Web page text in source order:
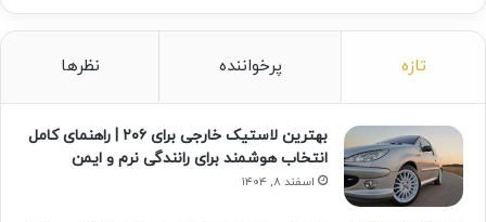
تازه پرخواننده نظرها
بهترین لاستیک خارجی برای ۲۰۶ | راهنمای کامل
انتخاب هوشمند برای رانندگی نرم و ایمن
اسفند ۸, ۱۴۰۴